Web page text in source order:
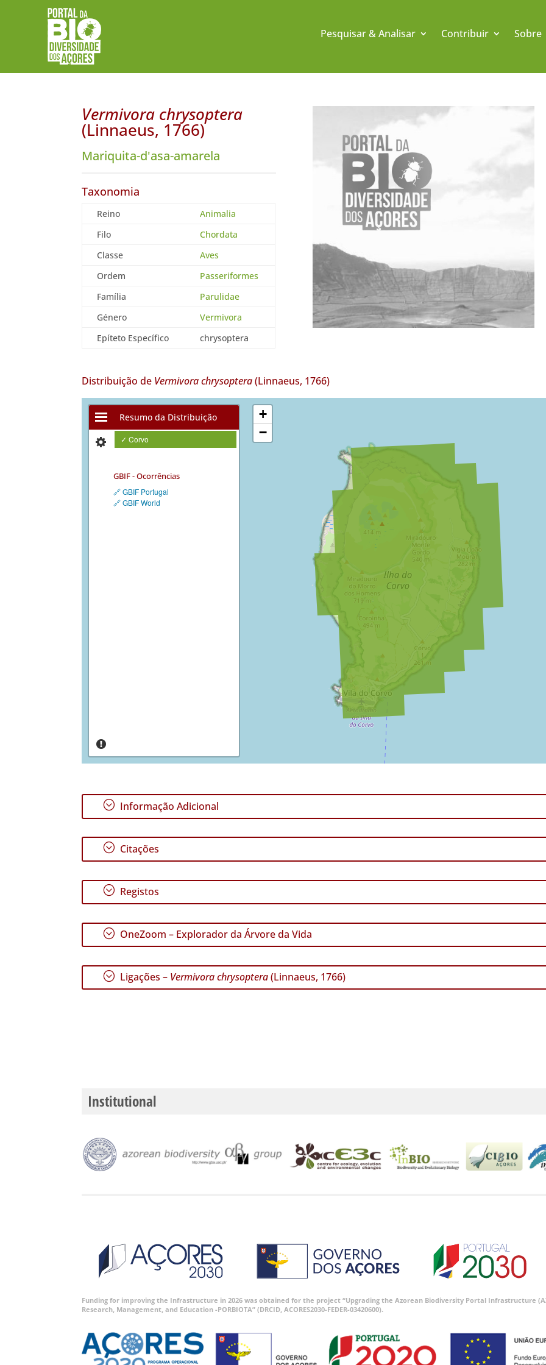
Pesquisar & Analisar Contribuir Sobre
Vermivora chrysoptera
(Linnaeus, 1766)
Mariquita-d'asa-amarela
Taxonomia
Reino
Animalia
Filo
Chordata
Classe
Aves
Ordem
Passeriformes
Família
Parulidae
Género
Vermivora
Epíteto Específico
chrysoptera
Distribuição de Vermivora chrysoptera(Linnaeus, 1766)
Resumo da Distribuição
✓ Corvo
GBIF - Ocorrências
🔗 GBIF Portugal
🔗 GBIF World
+
−
; Informação Adicional
; Citações
; Registos
; OneZoom – Explorador da Árvore da Vida
; Ligações – Vermivora chrysoptera(Linnaeus, 1766)
Institutional
Funding for improving the Infrastructure in 2026 was obtained for the project “Upgrading the Azorean Biodiversity Portal Infrastructure
Research, Management, and Education -PORBIOTA” (DRCID, ACORES2030-FEDER-03420600).